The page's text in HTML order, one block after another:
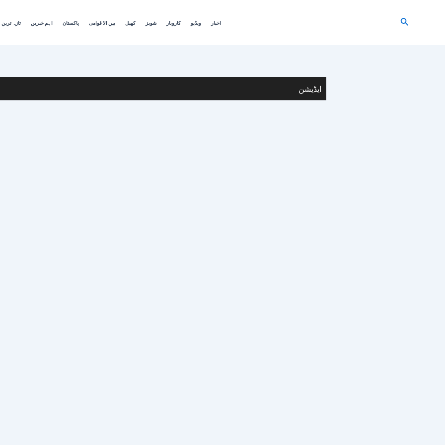
تازہ ترین اہم خبریں پاکستان بین الا قوامی کھیل شوبز کاروبار ویڈیو اخبار Search
ایڈیشن